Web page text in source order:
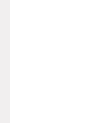
Ürün
Ürün